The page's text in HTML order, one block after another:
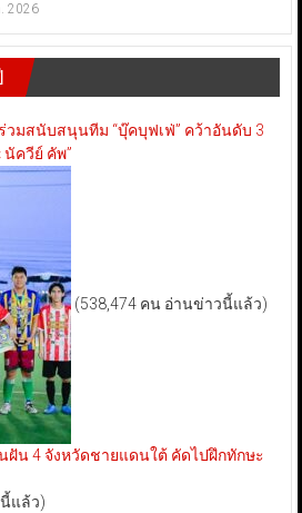
2026
วมสนับสนุนทีม “บุ๊คบุฟเฟ่” คว้าอันดับ 3
นัควีย์ คัพ”
(538,474 คน อ่านข่าวนี้แล้ว)
ฝัน 4 จังหวัดชายแดนใต้ คัดไปฝึกทักษะ
แล้ว)